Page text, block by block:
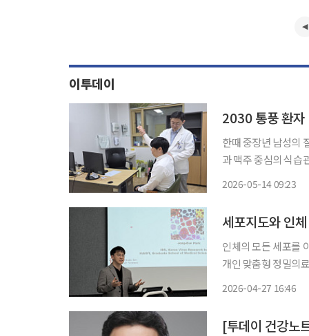
이투데이
2030 통풍 환
한때 중장년 남성의
과 맥주 중심의 식습
2026-05-14 09:23
세포지도와 인
인체의 모든 세포를
개인 맞춤형 정밀의료를 실현할
2026-04-27 16:46
[투데이 건강노